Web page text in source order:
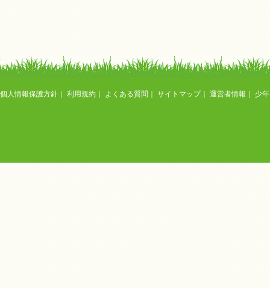
個人情報保護方針 利用規約 よくある質問 サイトマップ｜ 運営者情報 少